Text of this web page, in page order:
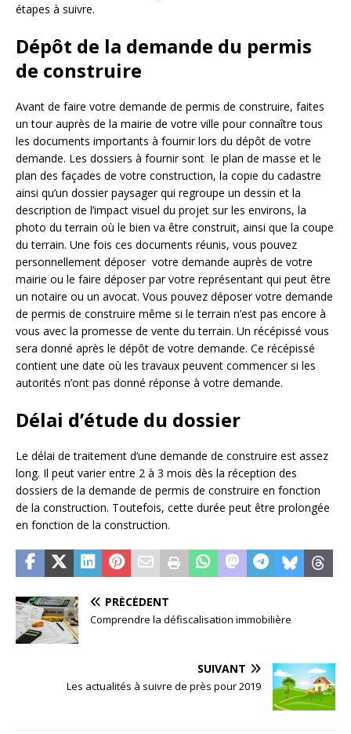
étapes à suivre.
Dépôt de la demande du permis
de construire
Avant de faire votre demande de permis de construire, faites
un tour auprès de la mairie de votre ville pour connaître tous
les documents importants à fournir lors du dépôt de votre
demande. Les dossiers à fournir sont le plan de masse et le
plan des façades de votre construction, la copie du cadastre
ainsi qu’un dossier paysager qui regroupe un dessin et la
description de l’impact visuel du projet sur les environs, la
photo du terrain où le bien va être construit, ainsi que la coupe
du terrain. Une fois ces documents réunis, vous pouvez
personnellement déposer votre demande auprès de votre
mairie ou le faire déposer par votre représentant qui peut être
un notaire ou un avocat. Vous pouvez déposer votre demande
de permis de construire même si le terrain n’est pas encore à
vous avec la promesse de vente du terrain. Un récépissé vous
sera donné après le dépôt de votre demande. Ce récépissé
contient une date où les travaux peuvent commencer si les
autorités n’ont pas donné réponse à votre demande.
Délai d’étude du dossier
Le délai de traitement d’une demande de construire est assez
long. Il peut varier entre 2 à 3 mois dès la réception des
dossiers de la demande de permis de construire en fonction
de la construction. Toutefois, cette durée peut être prolongée
en fonction de la construction.
PRÉCÉDENT
Comprendre la défiscalisation immobilière
SUIVANT
Les actualités à suivre de près pour 2019